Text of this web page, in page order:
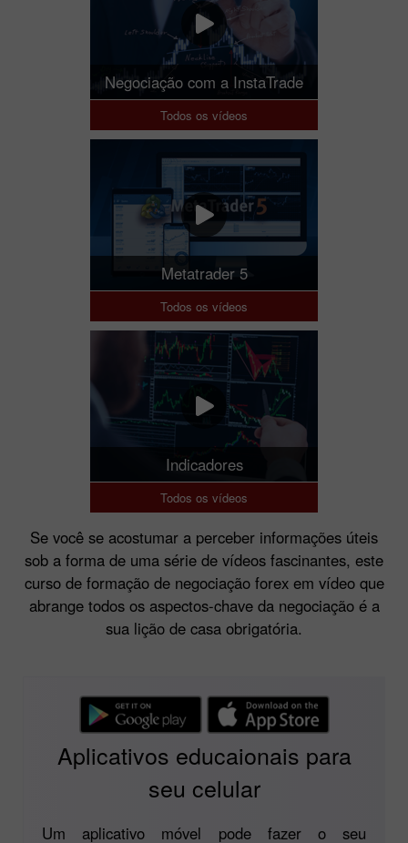
Negociação com a InstaTrade
Metatrader 5
Todos os vídeos
Indicadores
Todos os vídeos
Se você se acostumar a perceber informações úteis
sob a forma de uma série de vídeos fascinantes, este
curso de formação de negociação forex em vídeo que
abrange todos os aspectos-chave da negociação é a
Aplicativos educaionais para
seu celular